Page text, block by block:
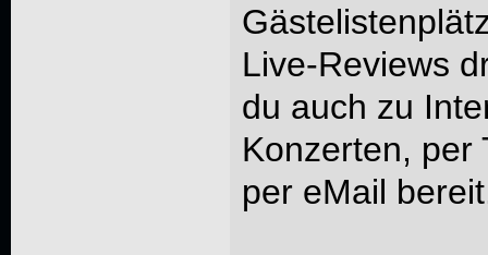
Live-Reviews
du auch zu
Konzerten, per
per eMail